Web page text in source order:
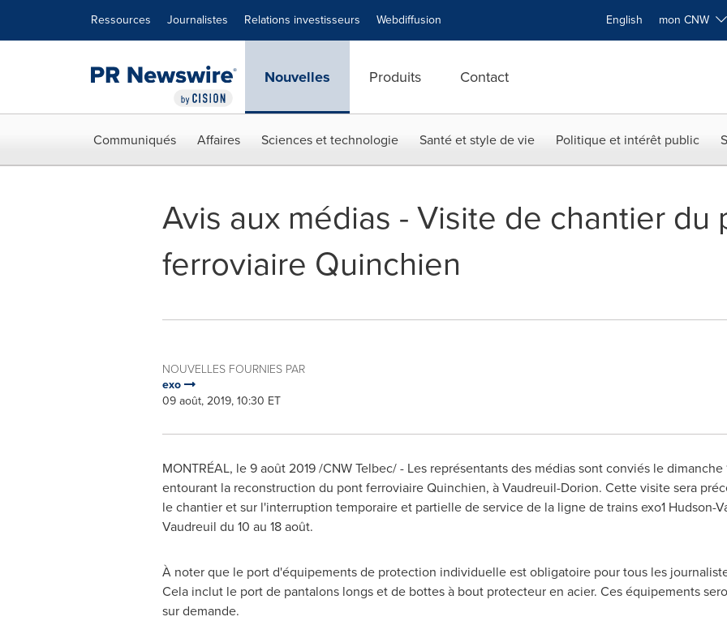
Ressources Journalistes Relations investisseurs Webdiffusion English mon CNW
Nouvelles Produits Contact
Communiqués Affaires Sciences et technologie Santé et style de vie Politique et intérêt public
Avis aux médias - Visite de chantier du
ferroviaire Quinchien
NOUVELLES FOURNIES PAR
exo
09 août, 2019, 10:30 ET
MONTRÉAL, le 9 août 2019 /CNW Telbec/ - Les représentants des médias sont conviés le
entourant la reconstruction du pont ferroviaire Quinchien, àVaudreuil-Dorion. Cette visite sera
le chantier et sur l'interruption temporaire et partielle de service de la ligne de trains exo1 Hudson-
Vaudreuil du 10 au 18 août.
À noter que le port d'équipements de protection individuelle est obligatoire pour tous les
Cela inclut le port de pantalons longs et de bottes à bout protecteur en acier. Ces équipements
sur demande.